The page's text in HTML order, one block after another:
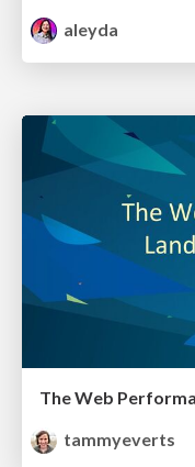
aleyda
tammyeverts